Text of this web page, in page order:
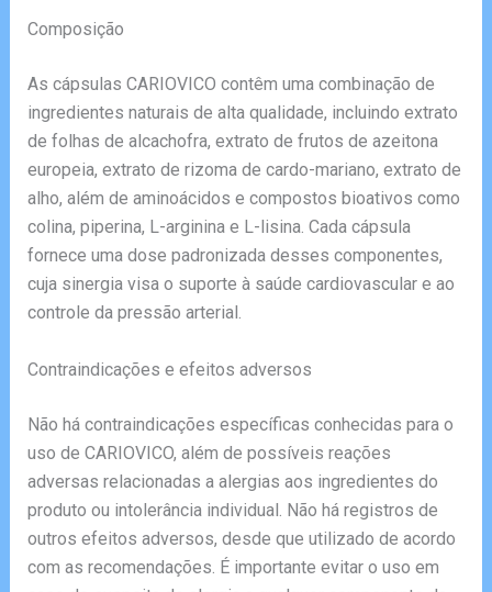
Composição
As cápsulas CARIOVICO contêm uma combinação de
ingredientes naturais de alta qualidade, incluindo extrato
de folhas de alcachofra, extrato de frutos de azeitona
europeia, extrato de rizoma de cardo-mariano, extrato de
alho, além de aminoácidos e compostos bioativos como
colina, piperina, L-arginina e L-lisina. Cada cápsula
fornece uma dose padronizada desses componentes,
cuja sinergia visa o suporte à saúde cardiovascular e ao
controle da pressão arterial.
Contraindicações e efeitos adversos
Não há contraindicações específicas conhecidas para o
uso de CARIOVICO, além de possíveis reações
adversas relacionadas a alergias aos ingredientes do
produto ou intolerância individual. Não há registros de
outros efeitos adversos, desde que utilizado de acordo
com as recomendações. É importante evitar o uso em